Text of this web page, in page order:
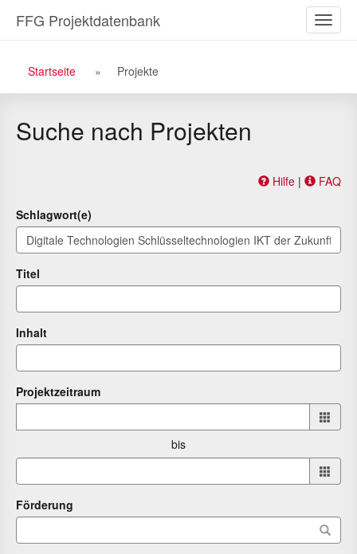
den
Inhalt
ein-/
FFG Projektdatenbank
Breadcrumb
Navigation
Startseite Projekte
Suche nach Projekten
Hilfe | FAQ
Schlagwort(e)
Titel
Inhalt
Projektzeitraum
von
bis
Förderung